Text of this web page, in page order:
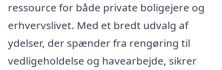
ressource for både private boligejere og
erhvervslivet. Med et bredt udvalg af
ydelser, der spænder fra rengøring til
vedligeholdelse og havearbejde, sikrer